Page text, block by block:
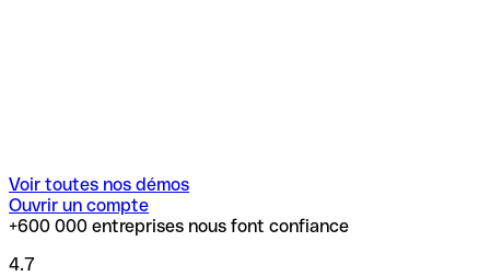
Voir toutes nos démos
Ouvrir un compte
+600 000 entreprises nous font confiance
4.7